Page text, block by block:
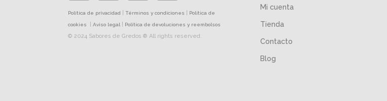
Política de privacidad |Términos y condiciones Política de
cookies |Aviso legal Política de devoluciones y reembolsos
© 2024 Sabores de Gredos ® All rights reserved.
Mi cuenta
Tienda
Contacto
Blog